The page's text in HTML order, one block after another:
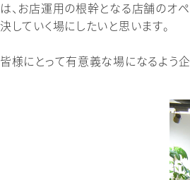
は、お店運用の根幹となる店舗のオ
決していく場にしたいと思います。
皆様にとって有意義な場になるよう企